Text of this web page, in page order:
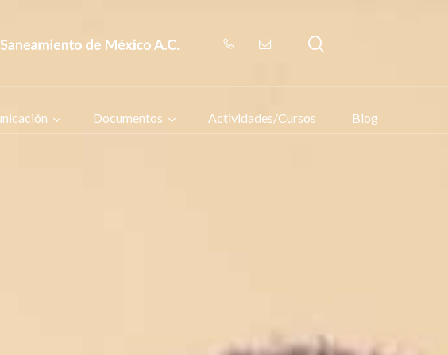
Documentos Actividades/Cursos Blog